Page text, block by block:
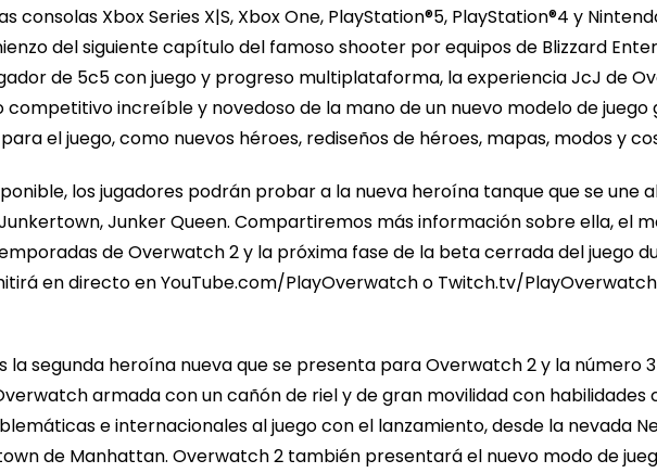
consolas Xbox Series X|S, Xbox One, PlayStation®5, PlayStation®4 y
del siguiente capítulo del famoso shooter por equipos de Blizzard
de 5c5 con juego y progreso multiplataforma, la experiencia JcJ de
competitivo increíble y novedoso de la mano de un nuevo modelo de
el juego, como nuevos héroes, rediseños de héroes, mapas, modos y
los jugadores podrán probar a la nueva heroína tanque que se une
Junker Queen. Compartiremos más información sobre ella, el
de Overwatch 2 y la próxima fase de la beta cerrada del juego
en directo en YouTube.com/PlayOverwatch o Twitch.tv/PlayOverwatch
la segunda heroína nueva que se presenta para Overwatch 2 y la número
armada con un cañón de riel y de gran movilidad con habilidades
e internacionales al juego con el lanzamiento, desde la nevada
de Manhattan. Overwatch 2 también presentará el nuevo modo de